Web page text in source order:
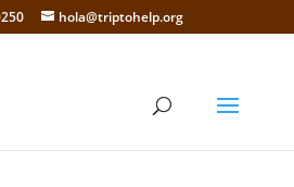
hola@triptohelp.org